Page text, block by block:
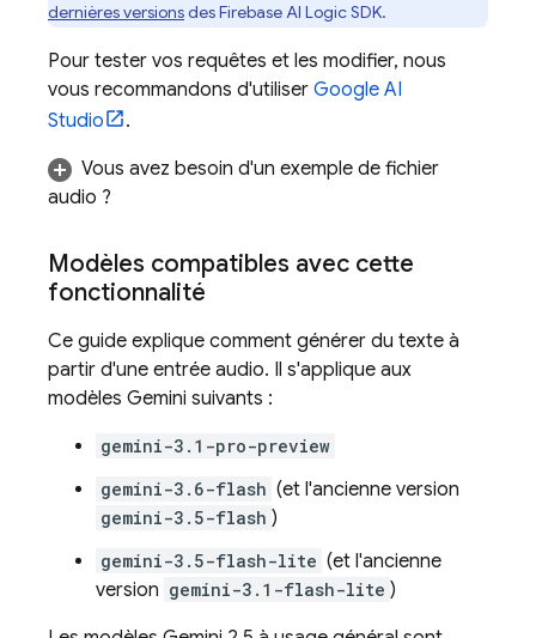
dernières versionsdesFirebase AI LogicSDK.
Pour tester vos requêtes et les modifier, nous
vous recommandons d'utiliser Google AI
Studio
.
Vous avez besoin d'un exemple de fichier
audio ?
Modèles compatibles avec cette
fonctionnalité
Ce guide explique comment générer du texte à
partir d'une entrée audio. Il s'applique aux
modèles Gemini suivants :
gemini-3.1-pro-preview
gemini-3.6-flash (et l'ancienne version
gemini-3.5-flash )
gemini-3.5-flash-lite (et l'ancienne
version gemini-3.1-flash-lite )